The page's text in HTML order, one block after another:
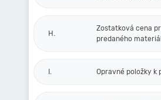
H.
Zostatková cena
predaného
I. Opravné položky k